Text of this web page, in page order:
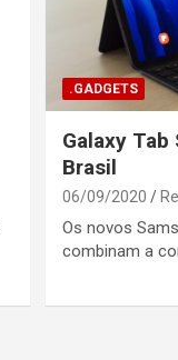
.GADGETS
Galaxy
Brasil
06/09/2020
Os novos
combinam a